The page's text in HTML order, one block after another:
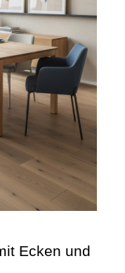
Ecken und